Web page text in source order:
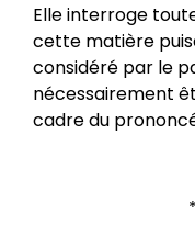
Elle interroge
cette matière
considéré par le
nécessairement
cadre du